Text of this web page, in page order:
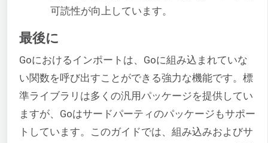
可読性が向上しています。
最後に
Goにおけるインポートは、Goに組み込まれていな
い関数を呼び出すことができる強力な機能です。標
準ライブラリは多くの汎用パッケージを提供してい
ますが、Goはサードパーティのパッケージもサポー
トしています。このガイドでは、組み込みおよびサ